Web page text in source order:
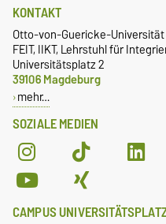
SOZIALE MEDIEN
KONTAKT
Otto-von-Guericke-Universität
FEIT, IIKT, Lehrstuhl für
Universitätsplatz 2
39106 Magdeburg
mehr…
CAMPUS